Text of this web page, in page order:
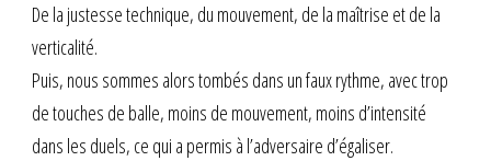
De la justesse technique, du mouvement, de la maîtrise et de la
verticalité.
Puis, nous sommes alors tombés dans un faux rythme, avec trop
de touches de balle, moins de mouvement, moins d’intensité
dans les duels, ce qui a permis à l’adversaire d’égaliser.